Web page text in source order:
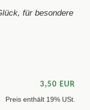
für besondere
3,50 EUR
Preis enthält 19% USt.